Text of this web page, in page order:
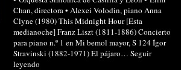
Chan, directora • Alexei Volodin, piano Anna
Clyne (1980) This Midnight Hour [Esta
medianoche] Franz Liszt (1811-1886) Concierto
para piano n.º 1 en Mi bemol mayor, S 124 Ígor
Stravinski (1882-1971) El pájaro… Seguir
leyendo